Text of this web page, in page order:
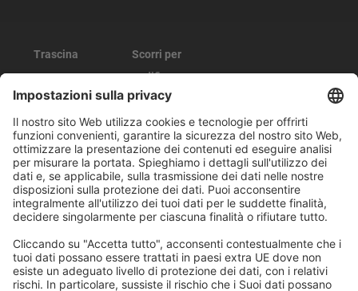
Trascina
Scorri per
modificare
Trascina per
ridimensionare
Scorri il menu
Scopri di più